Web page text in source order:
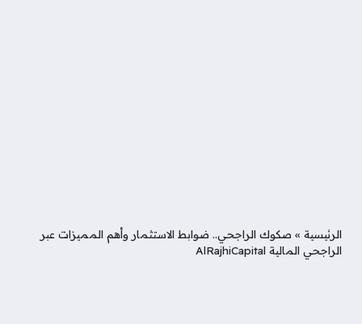
الرئيسية » صكوك الراجحي.. ضوابط الاستثمار وأهم المميزات عبر
الراجحي المالية AlRajhiCapital